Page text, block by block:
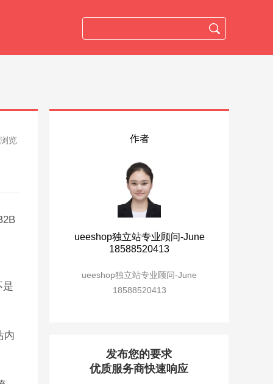
览
是
内
作者
ueeshop独立站专业顾问-June
18588520413
ueeshop独立站专业顾问-June
18588520413
发布您的要求
优质服务商快速响应